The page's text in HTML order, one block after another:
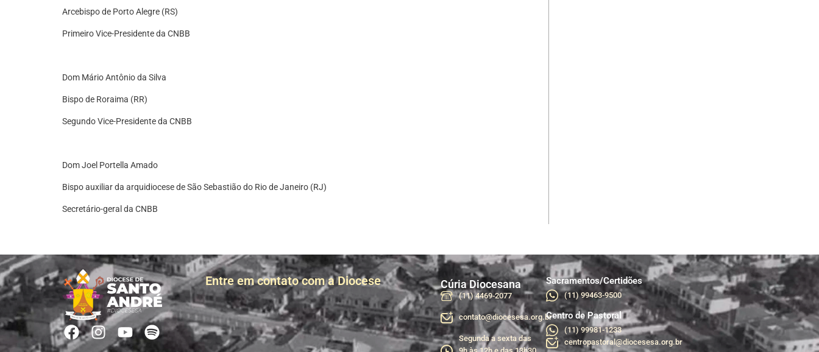
Arcebispo de Porto Alegre (RS)
Primeiro Vice-Presidente da CNBB
Dom Mário Antônio da Silva
Bispo de Roraima (RR)
Segundo Vice-Presidente da CNBB
Dom Joel Portella Amado
Bispo auxiliar da arquidiocese de São Sebastião do Rio de Janeiro (RJ)
Secretário-geral da CNBB
Entre em contato com a Diocese Cúria Diocesana
(11) 4469-2077
contato@diocesesa.org.br
Segunda a sexta das
Sacramentos/Certidões
(11) 99463-9500
Centro de Pastoral
(11) 99981-1233
centropastoral@diocesesa.org.br